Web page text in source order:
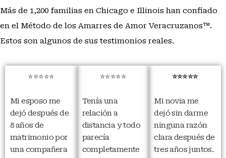
Más de 1,200 familias en Chicago e Illinois han confiado
en el Método de los Amarres de Amor Veracruzanos™.
Estos son algunos de sus testimonios reales.
⭐⭐⭐⭐⭐
Mi esposo me
dejó después de
8 años de
matrimonio por
una compañera
⭐⭐⭐⭐⭐
Tenía una
relación a
distancia y todo
parecía
completamente
⭐⭐⭐⭐⭐
Mi novia me
dejó sin darme
ninguna razón
clara después de
tres años juntos.